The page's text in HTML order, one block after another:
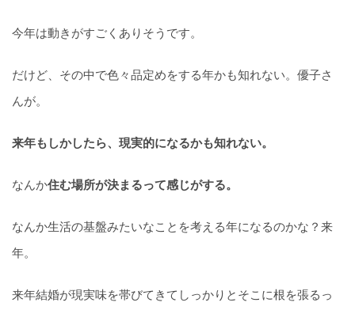
今年は動きがすごくありそうです。
だけど、その中で色々品定めをする年かも知れない。優子さ
んが。
来年もしかしたら、現実的になるかも知れない。
なんか住む場所が決まるって感じがする。
なんか生活の基盤みたいなことを考える年になるのかな？来
年。
来年結婚が現実味を帯びてきてしっかりとそこに根を張るっ